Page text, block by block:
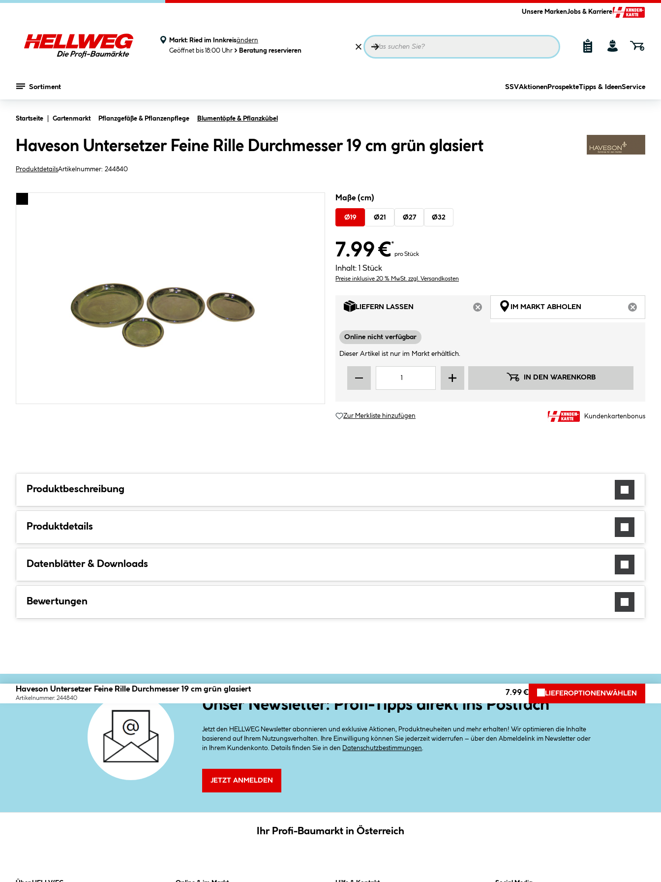
Unsere MarkenJobs & Karriere
Markt: Ried im Innkreisändern
Geöffnet bis 18:00 Uhr
Beratung reservieren
Sortiment SSVAktionen ProspekteTipps & IdeenService
Startseite Gartenmarkt Pflanzgefäße & Pflanzenpflege Blumentöpfe & Pflanzkübel
Haveson Untersetzer Feine Rille Durchmesser 19 cm grün glasiert
ProduktdetailsArtikelnummer: 244840
Maße (cm)
Ø19 Ø21 Ø27 Ø32
7.99 €*
pro Stück
Inhalt: 1 Stück
Preise inklusive 20 % MwSt. zzgl. Versandkosten
LIEFERN LASSEN
ARTIKEL NICHT VERFÜGBAR
IM MARKT ABHOLEN
Online nicht verfügbar
Dieser Artikel ist nur im Markt erhältlich.
IN DEN WARENKORB
Zur Merkliste hinzufügen Kundenkartenbonus
Produktbeschreibung
Produktdetails
Datenblätter & Downloads
Bewertungen
Haveson Untersetzer Feine Rille Durchmesser 19 cm grün glasiert
Artikelnummer: 244840
7.99 € LIEFEROPTIONEN WÄHLEN
Unser Newsletter: Profi-Tipps direkt ins Postfach
Jetzt den HELLWEG Newsletter abonnieren und exklusive Aktionen, Produktneuheiten und mehr erhalten! Wir optimieren die Inhalte
basierend auf Ihrem Nutzungsverhalten. Ihre Einwilligung können Sie jederzeit widerrufen – über den Abmeldelink im Newsletter oder
in Ihrem Kundenkonto. Details finden Sie in den
Datenschutzbestimmungen
JETZT ANMELDEN
Ihr Profi-Baumarkt in Österreich